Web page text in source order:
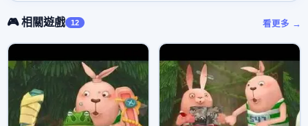
🎮 相關遊戲 12 看更多 →